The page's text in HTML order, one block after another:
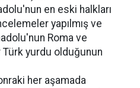
en eski halkları
yapılmış ve
Roma ve
Türk yurdu olduğunun
her aşamada